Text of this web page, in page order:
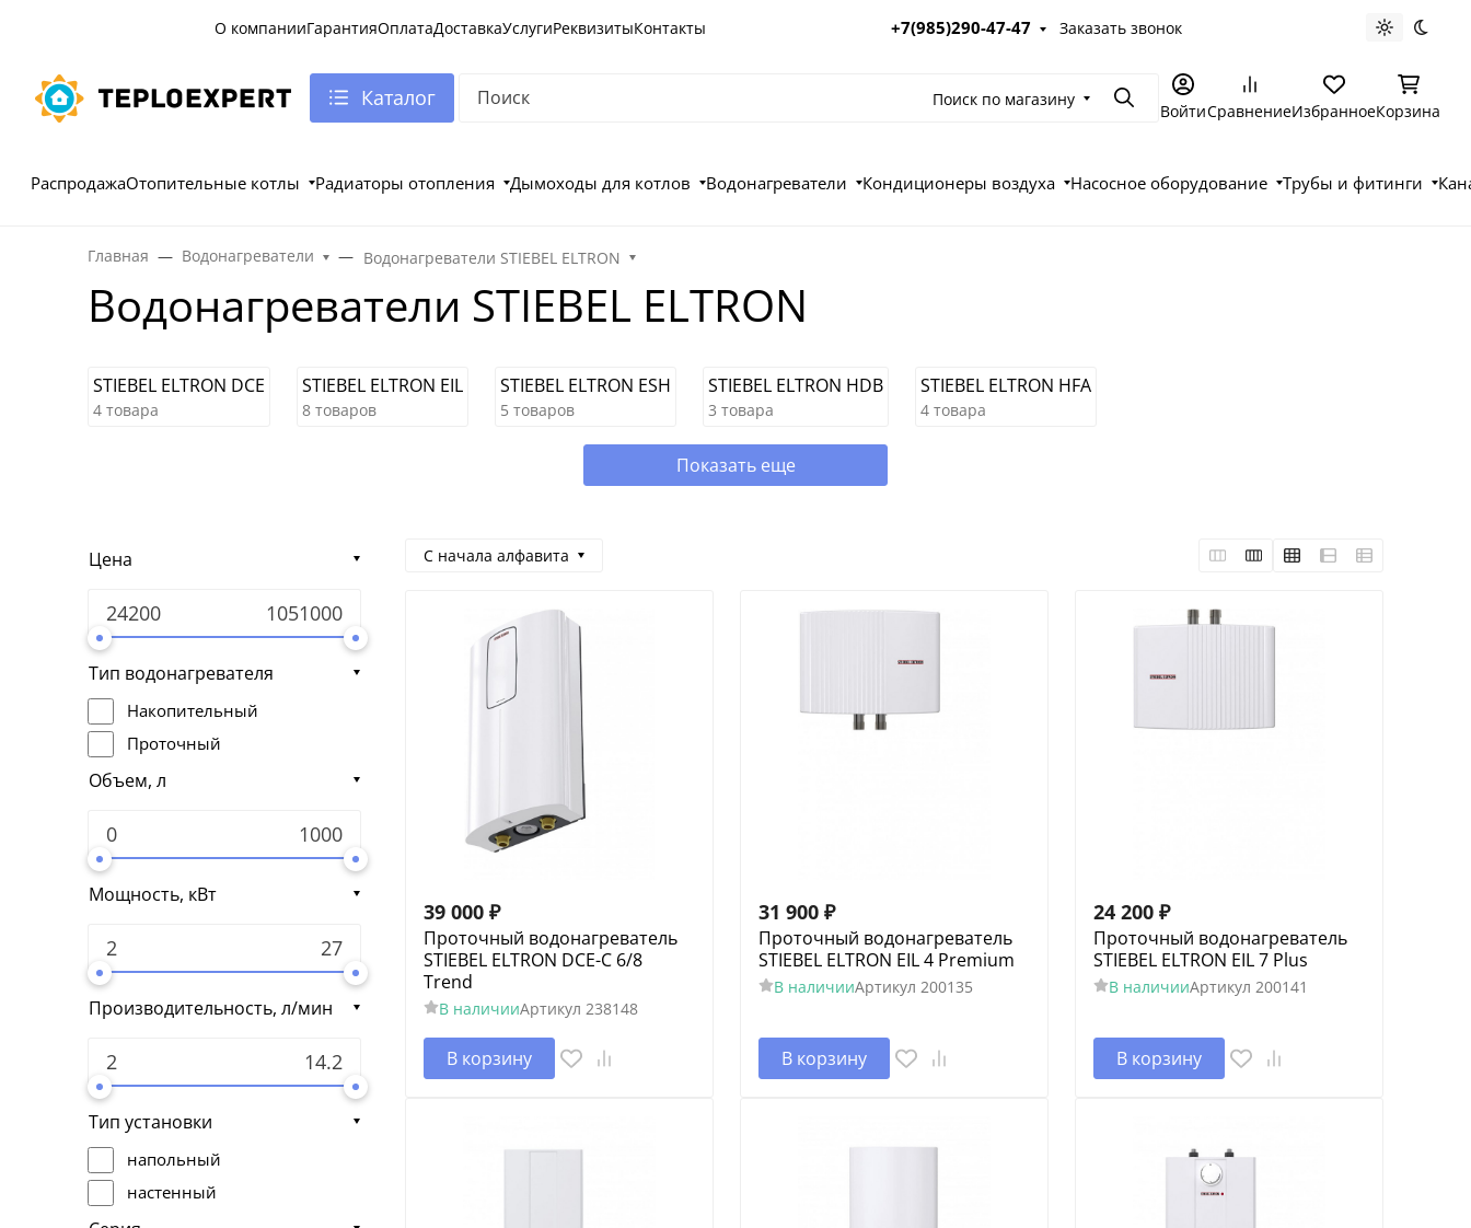
О компанииГарантияОплатаДоставкаУслугиРеквизитыКонтакты +7(985)290-47-47 Заказать звонок Светлая
Каталог Поиск по магазину ПоискВойтиСравнениеИзбранноеКорзина
РаспродажаОтопительные котлы Радиаторы отопления Дымоходы для котлов Водонагреватели Кондиционеры воздуха Насосное оборудование Трубы и фитинги
Главная Водонагреватели Водонагреватели STIEBEL ELTRON
Водонагреватели STIEBEL ELTRON
STIEBEL ELTRON DCE
4 товара
STIEBEL ELTRON EIL
8 товаров
STIEBEL ELTRON ESH
5 товаров
STIEBEL ELTRON HDB
3 товара
STIEBEL ELTRON HFA
4 товара
Показать еще
Цена
Тип водонагревателя
Накопительный
Проточный
Объем, л
Мощность, кВт
Производительность, л/мин
Тип установки
напольный
настенный
С начала алфавита
39 000 ₽
Проточный водонагреватель
STIEBEL ELTRON DCE-C 6/8
Trend
В наличииАртикул 238148
В корзину
31 900 ₽
Проточный водонагреватель
STIEBEL ELTRON EIL 4 Premium
В наличииАртикул 200135
В корзину
24 200 ₽
Проточный водонагреватель
STIEBEL ELTRON EIL 7 Plus
В наличииАртикул 200141
В корзину